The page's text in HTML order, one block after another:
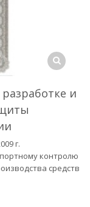
и
г.
контролю
средств